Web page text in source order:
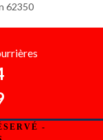
62350
-